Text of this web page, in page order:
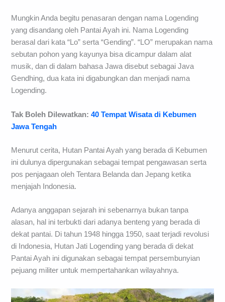
Mungkin Anda begitu penasaran dengan nama Logending
yang disandang oleh Pantai Ayah ini. Nama Logending
berasal dari kata “Lo” serta “Gending”. “LO” merupakan nama
sebutan pohon yang kayunya bisa dicampur dalam alat
musik, dan di dalam bahasa Jawa disebut sebagai Java
Gendhing, dua kata ini digabungkan dan menjadi nama
Logending.
Tak Boleh Dilewatkan:40 Tempat Wisata di Kebumen
Jawa Tengah
Menurut cerita, Hutan Pantai Ayah yang berada di Kebumen
ini dulunya dipergunakan sebagai tempat pengawasan serta
pos penjagaan oleh Tentara Belanda dan Jepang ketika
menjajah Indonesia.
Adanya anggapan sejarah ini sebenarnya bukan tanpa
alasan, hal ini terbukti dari adanya benteng yang berada di
dekat pantai. Di tahun 1948 hingga 1950, saat terjadi revolusi
di Indonesia, Hutan Jati Logending yang berada di dekat
Pantai Ayah ini digunakan sebagai tempat persembunyian
pejuang militer untuk mempertahankan wilayahnya.